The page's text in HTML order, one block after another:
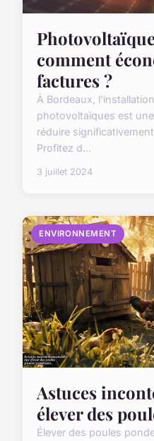
comment
factures ?
À Bordeaux,
photovoltaïques est
réduire
Profitez d...
3 juillet 2024
ENVIRONNEMENT
Astuces
élever des
Élever des poules